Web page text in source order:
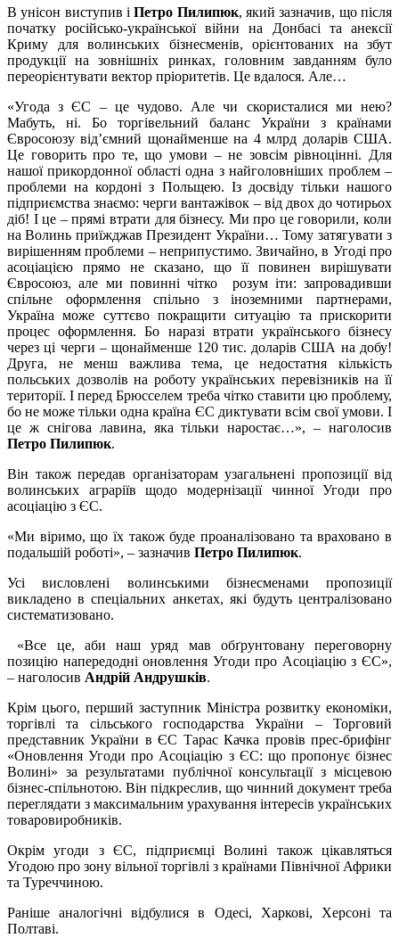
В унісон виступив іПетро Пилипюк, який зазначив, що після
початку російсько-української війни на Донбасі та анексії
Криму для волинських бізнесменів, орієнтованих на збут
продукції на зовнішніх ринках, головним завданням було
переорієнтувати вектор пріоритетів. Це вдалося. Але…
«Угода з ЄС – це чудово. Але чи скористалися ми нею?
Мабуть, ні. Бо торгівельний баланс України з країнами
Євросоюзу від’ємний щонайменше на 4 млрд доларів США.
Це говорить про те, що умови – не зовсім рівноцінні. Для
нашої прикордонної області одна з найголовніших проблем –
проблеми на кордоні з Польщею. Із досвіду тільки нашого
підприємства знаємо: черги вантажівок – від двох до чотирьох
діб! І це – прямі втрати для бізнесу. Ми про це говорили, коли
на Волинь приїжджав Президент України… Тому затягувати з
вирішенням проблеми – неприпустимо. Звичайно, в Угоді про
асоціацією прямо не сказано, що її повинен вирішувати
Євросоюз, але ми повинні чітко розум іти: запровадивши
спільне оформлення спільно з іноземними партнерами,
Україна може суттєво покращити ситуацію та прискорити
процес оформлення. Бо наразі втрати українського бізнесу
через ці черги – щонайменше 120 тис. доларів США на добу!
Друга, не менш важлива тема, це недостатня кількість
польських дозволів на роботу українських перевізників на її
території. І перед Брюсселем треба чітко ставити цю проблему,
бо не може тільки одна країна ЄС диктувати всім свої умови. І
це ж снігова лавина, яка тільки наростає…», – наголосив
Петро Пилипюк.
Він також передав організаторам узагальнені пропозиції від
волинських аграріїв щодо модернізації чинної Угоди про
асоціацію з ЄС.
«Ми віримо, що їх також буде проаналізовано та враховано в
подальшій роботі», – зазначив Петро Пилипюк.
Усі висловлені волинськими бізнесменами пропозиції
викладено в спеціальних анкетах, які будуть централізовано
систематизовано.
«Все це, аби наш уряд мав обґрунтовану переговорну
позицію напередодні оновлення Угоди про Асоціацію з ЄС»,
– наголосив Андрій Андрушків.
Крім цього, перший заступник Міністра розвитку економіки,
торгівлі та сільського господарства України – Торговий
представник України в ЄС Тарас Качка провів прес-брифінг
«Оновлення Угоди про Асоціацію з ЄС: що пропонує бізнес
Волині» за результатами публічної консультації з місцевою
бізнес-спільнотою. Він підкреслив, що чинний документ треба
переглядати з максимальним урахування інтересів українських
товаровиробників.
Окрім угоди з ЄС, підприємці Волині також цікавляться
Угодою про зону вільної торгівлі з країнами Північної Африки
та Туреччиною.
Раніше аналогічні відбулися в Одесі, Харкові, Херсоні та
Полтаві.